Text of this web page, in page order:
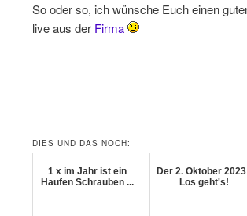
So oder so, ich wünsche Euch einen
live aus der Firma
DIES UND DAS NOCH:
1 x im Jahr ist ein
Haufen Schrauben ...
Der 2. Oktober
Los geht's!